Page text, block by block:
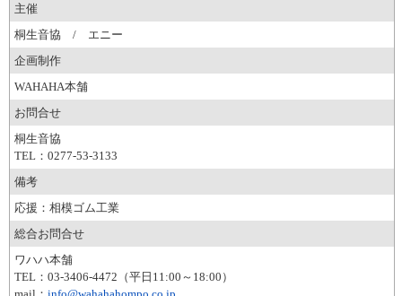
主催
桐生音協 / エニー
企画制作
WAHAHA本舗
お問合せ
桐生音協
TEL：0277-53-3133
備考
応援：相模ゴム工業
総合お問合せ
ワハハ本舗
TEL：03-3406-4472（平日11:00～18:00）